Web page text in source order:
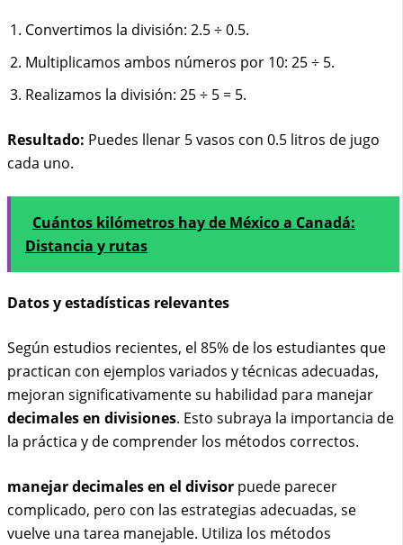
Convertimos la división: 2.5 ÷ 0.5.
Multiplicamos ambos números por 10: 25 ÷ 5.
Realizamos la división: 25 ÷ 5 = 5.
Resultado: Puedes llenar 5 vasos con 0.5 litros de jugo
cada uno.
Cuántos kilómetros hay de México a Canadá:
Distancia y rutas
Datos y estadísticas relevantes
Según estudios recientes, el 85% de los estudiantes que
practican con ejemplos variados y técnicas adecuadas,
mejoran significativamente su habilidad para manejar
decimales en divisiones. Esto subraya la importancia de
la práctica y de comprender los métodos correctos.
manejar decimales en el divisor puede parecer
complicado, pero con las estrategias adecuadas, se
vuelve una tarea manejable. Utiliza los métodos